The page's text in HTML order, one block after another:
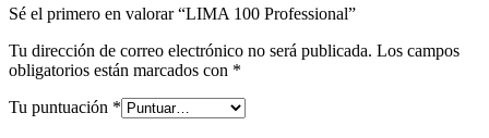
Sé el primero en valorar “LIMA 100 Professional”
Tu dirección de correo electrónico no será publicada. Los campos
obligatorios están marcados con *
Tu puntuación *